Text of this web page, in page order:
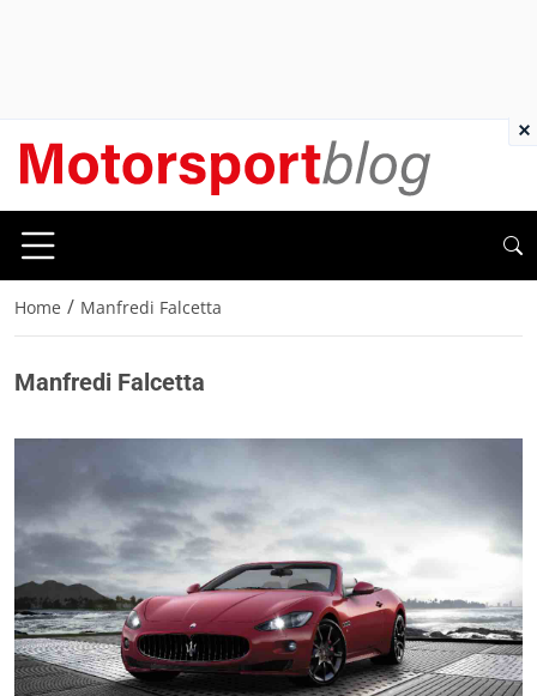
Home / Manfredi Falcetta
Manfredi Falcetta
×